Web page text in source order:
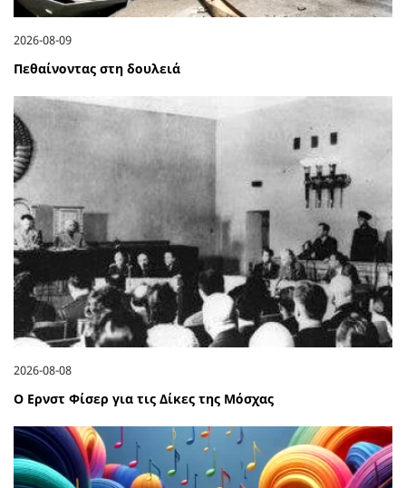
2026-08-09
Πεθαίνοντας στη δουλειά
2026-08-08
Ο Ερνστ Φίσερ για τις Δίκες της Μόσχας